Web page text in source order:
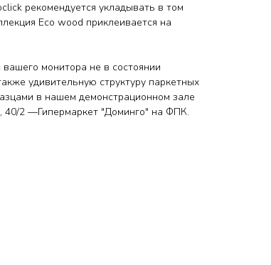
рекомендуется укладывать в том
Eco wood приклеивается на
монитора не в состоянии
удивительную структуру паркетных
в нашем демонстрационном зале
40/2 —Гипермаркет "Доминго" на ФПК.